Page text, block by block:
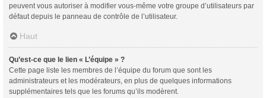
peuvent vous autoriser à modifier vous-même votre groupe d’utilisateurs par
défaut depuis le panneau de contrôle de l’utilisateur.
Haut
Qu’est-ce que le lien « L’équipe » ?
Cette page liste les membres de l’équipe du forum que sont les
administrateurs et les modérateurs, en plus de quelques informations
supplémentaires tels que les forums qu’ils modèrent.